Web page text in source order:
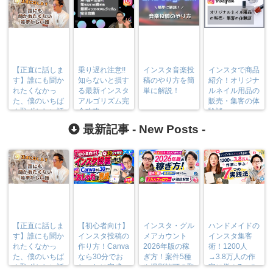
【正直に話しま
す】誰にも聞か
れたくなかっ
た、僕のいちば
ん恥ずかしい話
乗り遅れ注意!!
知らないと損す
る最新インスタ
アルゴリズム完
全攻略
インスタ音楽投
稿のやり方を簡
単に解説！
インスタで商品
紹介！オリジナ
ルネイル用品の
販売・集客の体
験談
最新記事 - New Posts -
【正直に話しま
す】誰にも聞か
れたくなかっ
た、僕のいちば
ん恥ずかしい話
【初心者向け】
インスタ投稿の
作り方！Canva
なら30分でお
しゃれに完成
インスタ・グル
メアカウント
2026年版の稼
ぎ方！案件5種
や撮影許可の取
ハンドメイドの
インスタ集客
術！1200人
→3.8万人の作
家に学ぶ7つの